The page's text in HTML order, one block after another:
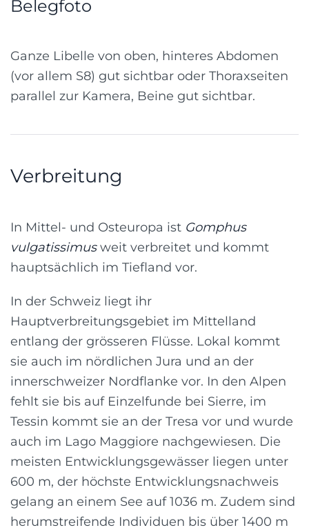
Belegfoto
Ganze Libelle von oben, hinteres Abdomen
(vor allem S8) gut sichtbar oder Thoraxseiten
parallel zur Kamera, Beine gut sichtbar.
Verbreitung
In Mittel- und Osteuropa ist Gomphus
vulgatissimusweit verbreitet und kommt
hauptsächlich im Tiefland vor.
In der Schweiz liegt ihr
Hauptverbreitungsgebiet im Mittelland
entlang der grösseren Flüsse. Lokal kommt
sie auch im nördlichen Jura und an der
innerschweizer Nordflanke vor. In den Alpen
fehlt sie bis auf Einzelfunde bei Sierre, im
Tessin kommt sie an der Tresa vor und wurde
auch im Lago Maggiore nachgewiesen. Die
meisten Entwicklungsgewässer liegen unter
600 m, der höchste Entwicklungsnachweis
gelang an einem See auf 1036 m. Zudem sind
herumstreifende Individuen bis über 1400 m